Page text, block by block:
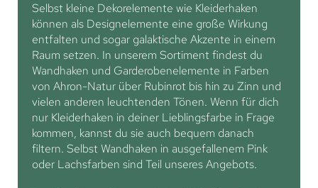
Selbst kleine Dekorelemente wie Kleiderhaken
können als Designelemente eine große Wirkung
entfalten und sogar galaktische Akzente in einem
Raum setzen. In unserem Sortiment findest du
Wandhaken und Garderobenelemente in Farben
von Ahron-Natur über Rubinrot bis hin zu Zinn und
vielen anderen leuchtenden Tönen. Wenn für dich
nur Kleiderhaken in deiner Lieblingsfarbe in Frage
kommen, kannst du sie auch bequem danach
filtern. Selbst Wandhaken in ausgefallenem Pink
oder Lachsfarben sind Teil unseres Angebots.